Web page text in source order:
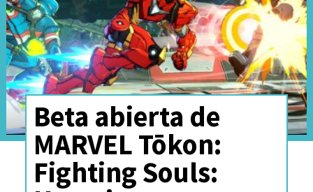
Beta abierta de
MARVEL Tōkon:
Fighting Souls: